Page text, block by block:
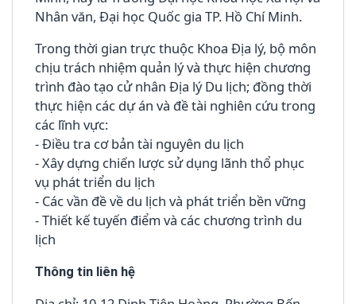
Nhân văn, Đại học Quốc gia TP. Hồ Chí Minh.
Trong thời gian trực thuộc Khoa Địa lý, bộ môn
chịu trách nhiệm quản lý và thực hiện chương
trình đào tạo cử nhân Địa lý Du lịch; đồng thời
thực hiện các dự án và đề tài nghiên cứu trong
các lĩnh vực:
- Điều tra cơ bản tài nguyên du lịch
- Xây dựng chiến lược sử dụng lãnh thổ phục
vụ phát triển du lịch
- Các vần đề về du lịch và phát triển bền vững
- Thiết kế tuyến điểm và các chương trình du
lịch
Thông tin liên hệ